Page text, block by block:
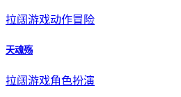
拉阔游戏动作冒险
天魂殇
拉阔游戏角色扮演